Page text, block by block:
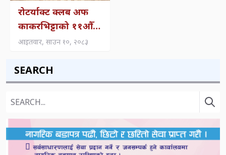
रोटर्याक्ट क्लब अफ
काकरभिट्टाको ११औँ
पद हस्तान्तरण तथा
सम्पन्न
आइतवार, साउन १०, २०८३
SEARCH